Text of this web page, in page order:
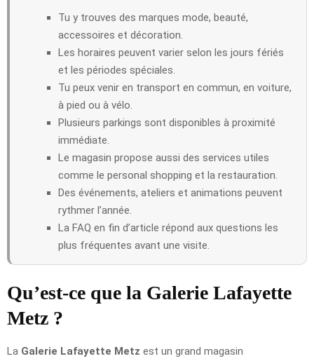
Tu y trouves des marques mode, beauté,
accessoires et décoration.
Les horaires peuvent varier selon les jours fériés
et les périodes spéciales.
Tu peux venir en transport en commun, en voiture,
à pied ou à vélo.
Plusieurs parkings sont disponibles à proximité
immédiate.
Le magasin propose aussi des services utiles
comme le personal shopping et la restauration.
Des événements, ateliers et animations peuvent
rythmer l’année.
La FAQ en fin d’article répond aux questions les
plus fréquentes avant une visite.
Qu’est-ce que la Galerie Lafayette
Metz ?
La Galerie Lafayette Metz est un grand magasin